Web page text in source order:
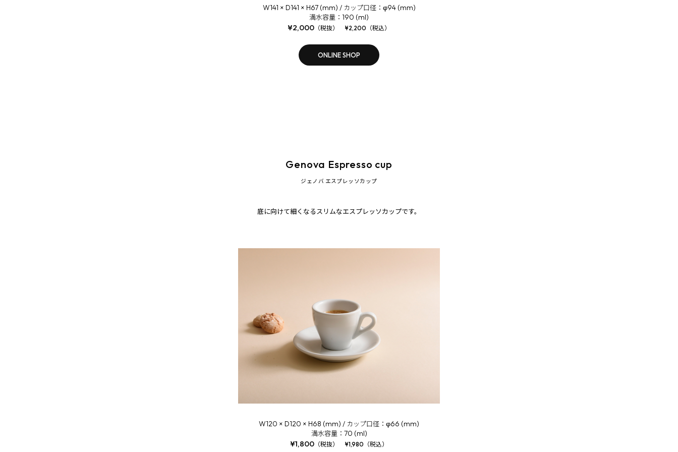
W141 × D141 × H67 (mm) / カップ口径： φ94 (mm)
満水容量： 190 (ml)
¥2,000 （税抜） ¥2,200（税込）
ONLINE SHOP
Genova Espresso cup
ジェノバ エスプレッソカップ
底に向けて細くなるスリムなエスプレッソカップです。
W120 × D120 × H68 (mm) / カップ口径： φ66 (mm)
満水容量： 70 (ml)
¥1,800 （税抜） ¥1,980（税込）